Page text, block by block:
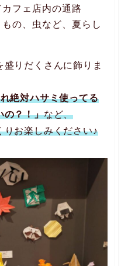
フェ店内の通路
の、虫など、夏らし
盛りだくさんに飾りま
絶対ハサミ使ってる
の？！」など、
りお楽しみください♪